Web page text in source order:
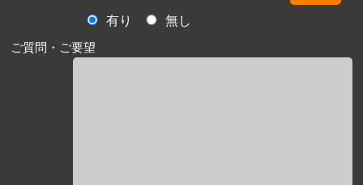
有り
無し
ご質問・ご要望